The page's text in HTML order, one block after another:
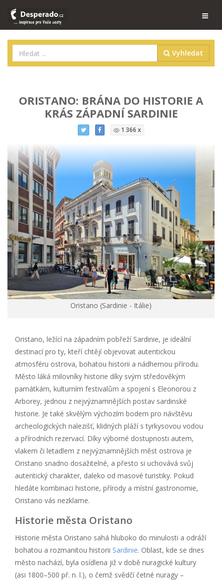
Vyhledat
ORISTANO: BRÁNA DO HISTORIE A
KRÁS ZÁPADNÍ SARDINIE
1 366 x
Oristano (Sardinie - Itálie)
Oristano, ležící na západním pobřeží Sardinie, je ideální
destinací pro ty, kteří chtějí objevovat autentickou
atmosféru ostrova, bohatou historii a nádhernou přírodu.
Město láká milovníky historie díky svým středověkým
památkám, kulturním festivalům a spojení s Eleonorou z
Arborey, jednou z nejvýznamnějších postav sardinské
historie. Je také skvělým výchozím bodem pro návštěvu
archeologických nalezišť, klidných pláží s tyrkysovou vodou
a přírodních rezervací. Díky výborné dostupnosti autem,
vlakem či letadlem z nejvýznamnějších měst ostrova je
Oristano snadno dosažitelné, a přesto si uchovává svůj
autentický charakter, daleko od masové turistiky. Pokud
hledáte kombinaci historie, přírody a místní gastronomie,
Oristano vás nezklame.
Historie města Oristano
Historie města Oristano sahá hluboko do minulosti a odráží
bohatou a rozmanitou historii Sardinie. Oblast, kde se dnes
město nachází, byla osídlena již v době nuragické kultury
(asi 1800–500 př. n. l.), o čemž svědčí četné nuragy –